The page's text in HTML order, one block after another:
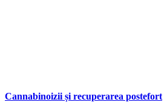
Cannabinoizii și recuperarea postefort